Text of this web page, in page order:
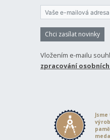
Chci zasílat novinky
Vložením e-mailu
zpracování